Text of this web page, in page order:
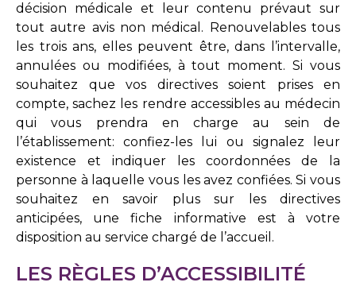
décision médicale et leur contenu prévaut sur
tout autre avis non médical. Renouvelables tous
les trois ans, elles peuvent être, dans l’intervalle,
annulées ou modifiées, à tout moment. Si vous
souhaitez que vos directives soient prises en
compte, sachez les rendre accessibles au médecin
qui vous prendra en charge au sein de
l’établissement: confiez-les lui ou signalez leur
existence et indiquer les coordonnées de la
personne à laquelle vous les avez confiées. Si vous
souhaitez en savoir plus sur les directives
anticipées, une fiche informative est à votre
disposition au service chargé de l’accueil.
LES RÈGLES D’ACCESSIBILITÉ